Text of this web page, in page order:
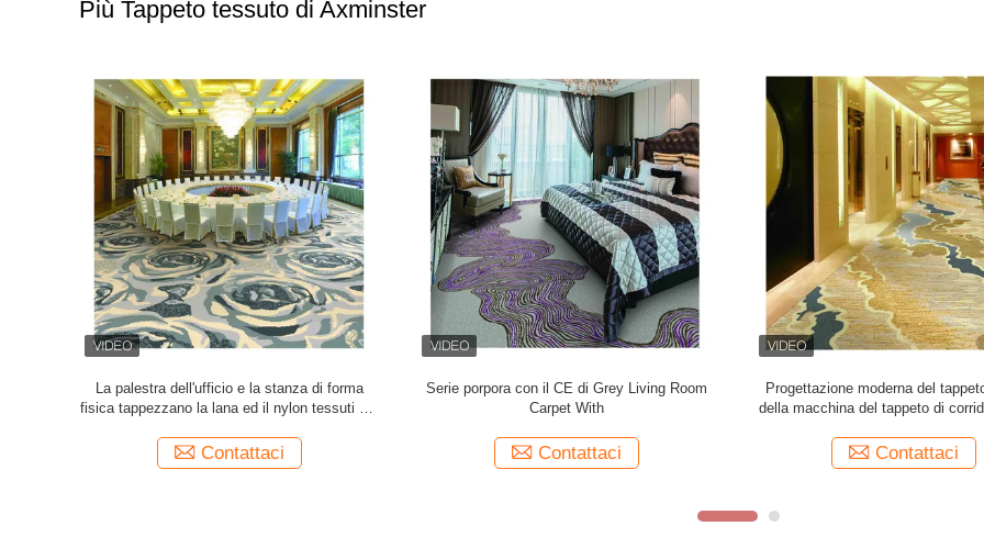
Più Tappeto tessuto di Axminster
tappeto tessuto ospitalità di Broadloom
Axminster di progettazione moderna 7x7 per
Contattaci
La stanza del gioco rende incombustibile il
tappeto del jacquard tessuto ospitalità del vello
Contattaci
Lana tagliata del ritardo del fuoco
e tappeto tessuto di Axminster del
Contattaci